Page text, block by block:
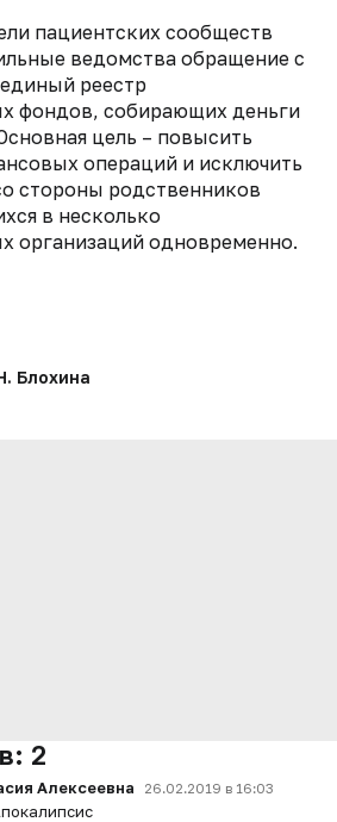
пациентских сообществ
ведомства обращение с
реестр
фондов, собирающих деньги
цель – повысить
операций и исключить
стороны родственников
в несколько
организаций одновременно.
Блохина
2
Алексеевна 26.02.2019 в 16:03